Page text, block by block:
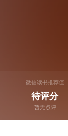
微信读书推荐值
待评分
暂无点评